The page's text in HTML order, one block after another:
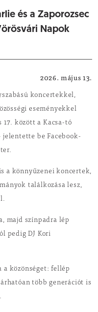
és a Zaporozsec
Napok
2026. május 13.
koncertekkel,
eseményekkel
17. között a Kacsa-tó
be Facebook-
a könnyűzenei koncertek,
találkozása lesz,
majd színpadra lép
pedig DJ Kori
a közönséget: fellép
több generációt is